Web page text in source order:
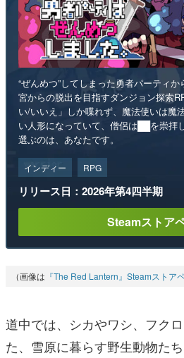
“ぜんめつ”してしまった勇者パーティ
宮からの脱出を目指すダンジョン探索
い/いいえ」しか喋れず、魔法使いは魔
い人形になっていて、僧侶は██を崇拝
選ぶのは、あなたです。
インディー RPG
リリース日：2026年第4四半期
Steamストア
（画像は 『The Red Lantern』Steamストア
道中では、シカやワシ、フク
た、雪原に暮らす野生動物た